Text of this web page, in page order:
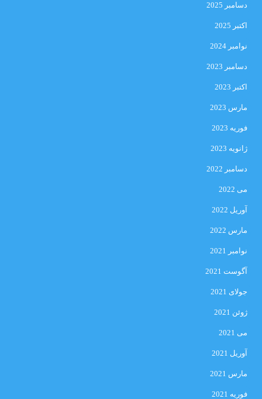
دسامبر 2025
اکتبر 2025
نوامبر 2024
دسامبر 2023
اکتبر 2023
مارس 2023
فوریه 2023
ژانویه 2023
دسامبر 2022
می 2022
آوریل 2022
مارس 2022
نوامبر 2021
آگوست 2021
جولای 2021
ژوئن 2021
می 2021
آوریل 2021
مارس 2021
فوریه 2021